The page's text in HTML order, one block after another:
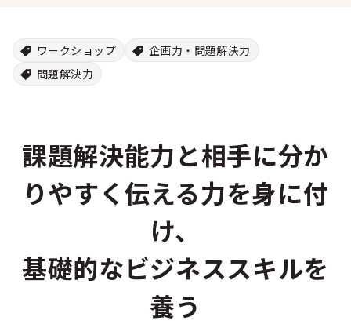
ワークショップ
企画力・問題解決力
問題解決力
課題解決能力と相手に分か
りやすく伝える力を身に付
け、
基礎的なビジネススキルを
養う